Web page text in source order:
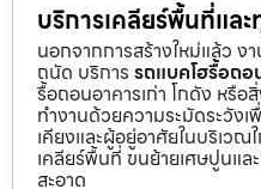
บริการเคลียร์พื้นที่แล
นอกจากการสร้างใหม่แล้ว งา
ถนัด บริการ รถแบคโฮรื้อถอ
รื้อถอนอาคารเก่า โกดัง หรือ
ทำงานด้วยความระมัดระวังเ
เคียงและผู้อยู่อาศัยในบริเว
เคลียร์พื้นที่ ขนย้ายเศษปูนแล
สะอาด